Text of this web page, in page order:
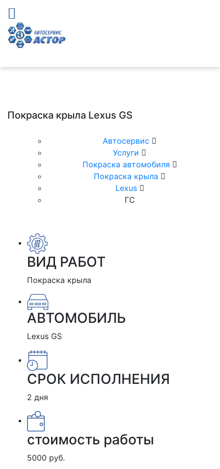
Покраска крыла Lexus GS
Автосервис
Услуги
Покраска автомобиля
Покраска крыла
Lexus
ГС
ВИД РАБОТ
Покраска крыла
АВТОМОБИЛЬ
Lexus GS
СРОК ИСПОЛНЕНИЯ
2 дня
стоимость работы
5000 руб.